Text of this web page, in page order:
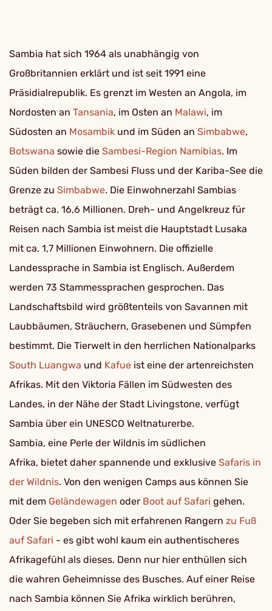
Sambia hat sich 1964 als unabhängig von
Großbritannien erklärt und ist seit 1991 eine
Präsidialrepublik. Es grenzt im Westen an Angola, im
Nordosten an Tansania, im Osten an Malawi, im
Südosten an Mosambik und im Süden an Simbabwe,
Botswana sowie die Sambesi-Region Namibias. Im
Süden bilden der Sambesi Fluss und der Kariba-See die
Grenze zu Simbabwe. Die Einwohnerzahl Sambias
beträgt ca. 16,6 Millionen. Dreh- und Angelkreuz für
Reisen nach Sambia ist meist die Hauptstadt Lusaka
mit ca. 1,7 Millionen Einwohnern. Die offizielle
Landessprache in Sambia ist Englisch. Außerdem
werden 73 Stammessprachen gesprochen. Das
Landschaftsbild wird größtenteils von Savannen mit
Laubbäumen, Sträuchern, Grasebenen und Sümpfen
bestimmt. Die Tierwelt in den herrlichen Nationalparks
South Luangwa und Kafue ist eine der artenreichsten
Afrikas. Mit den Viktoria Fällen im Südwesten des
Landes, in der Nähe der Stadt Livingstone, verfügt
Sambia über ein UNESCO Weltnaturerbe.
Sambia, eine Perle der Wildnis im südlichen
Afrika, bietet daher spannende und exklusive Safaris in
der Wildnis. Von den wenigen Camps aus können Sie
mit dem Geländewagen oder Boot auf Safari gehen.
Oder Sie begeben sich mit erfahrenen Rangern zu Fuß
auf Safari - es gibt wohl kaum ein authentischeres
Afrikagefühl als dieses. Denn nur hier enthüllen sich
die wahren Geheimnisse des Busches. Auf einer Reise
nach Sambia können Sie Afrika wirklich berühren,